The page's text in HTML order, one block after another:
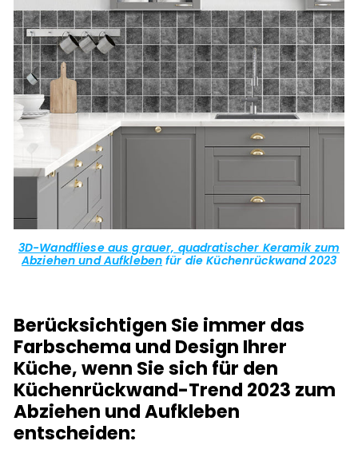
3D-Wandfliese aus grauer, quadratischer Keramik zum
Abziehen und Aufkleben für die Küchenrückwand 2023
Berücksichtigen Sie immer das
Farbschema und Design Ihrer
Küche, wenn Sie sich für den
Küchenrückwand-Trend 2023 zum
Abziehen und Aufkleben
entscheiden: